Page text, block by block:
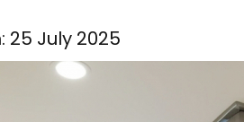
25 July 2025